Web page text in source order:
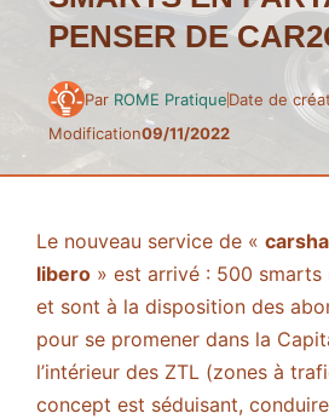
PENSER DE
Par ROME PratiqueDate de
Modification09/11/2022
Le nouveau service de «
libero » est arrivé : 500 smarts
et sont à la disposition des
pour se promener dans la
l’intérieur des ZTL (zones à
concept est séduisant,